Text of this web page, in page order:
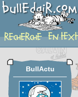
auteur
BullActu